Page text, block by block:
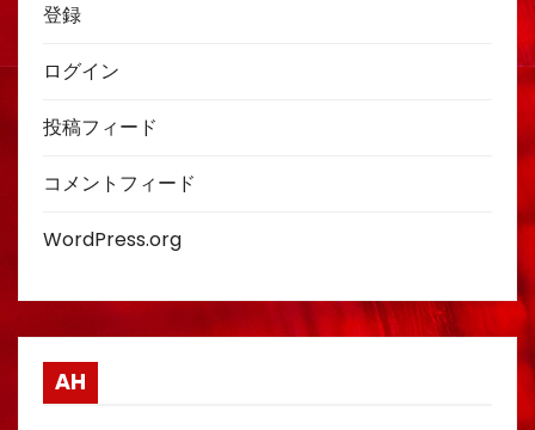
登録
ログイン
投稿フィード
コメントフィード
WordPress.org
AH